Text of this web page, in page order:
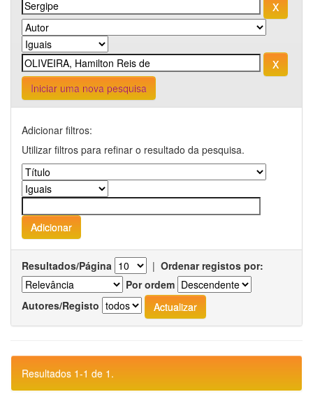
Iniciar uma nova pesquisa
Adicionar filtros:
Utilizar filtros para refinar o resultado da pesquisa.
Resultados/Página | Ordenar registos por:
Por ordem
Autores/Registo
Resultados 1-1 de 1.